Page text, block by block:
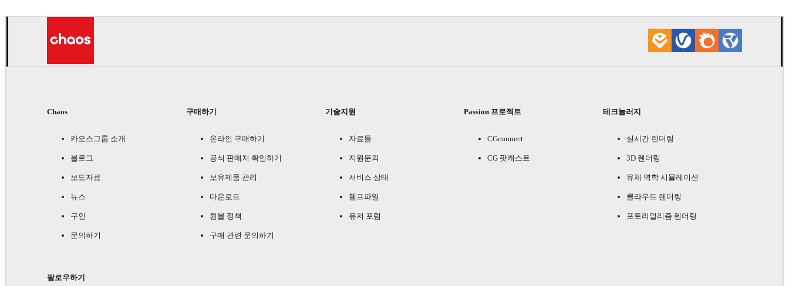
Chaos
카오스그룹 소개
블로그
보도자료
뉴스
구인
문의하기
구매하기
온라인 구매하기
공식 판매처 확인하기
보유제품 관리
다운로드
환불 정책
구매 관련 문의하기
기술지원
자료들
지원문의
서비스 상태
헬프파일
유저 포럼
Passion 프로젝트
CGconnect
CG 팟캐스트
테크놀러지
실시간 렌더링
3D 렌더링
유체 역학 시뮬레이션
클라우드 렌더링
포토리얼리즘 렌더링
팔로우하기